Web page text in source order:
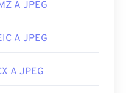
A JPEG
A JPEG
A JPEG